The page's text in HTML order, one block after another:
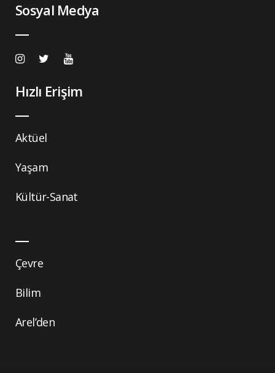
Sosyal Medya
Hızlı Erişim
Aktüel
Yaşam
Kültür-Sanat
Çevre
Bilim
Arel’den